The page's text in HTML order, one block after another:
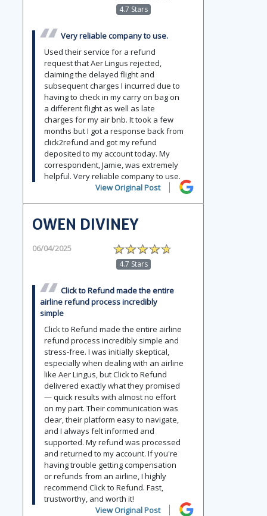
4.7 Stars
Very reliable company to use.
Used their service for a refund
request that Aer Lingus rejected,
claiming the delayed flight and
subsequent charges I incurred due to
having to check in my carry on bag on
a different flight as well as late
charges for my air bnb. It took a few
months but I got a response back from
click2refund and got my refund
deposited to my account today. My
correspondent, Jamie, was extremely
helpful. Very reliable company to use.
View Original Post
OWEN DIVINEY
06/04/2025
4.7 Stars
Click to Refund made the entire
airline refund process incredibly
simple
Click to Refund made the entire airline
refund process incredibly simple and
stress-free. I was initially skeptical,
especially when dealing with an airline
like Aer Lingus, but Click to Refund
delivered exactly what they promised
— quick results with almost no effort
on my part. Their communication was
clear, their platform easy to navigate,
and I always felt informed and
supported. My refund was processed
and returned to my account. If you're
having trouble getting compensation
or refunds from an airline, I highly
recommend Click to Refund. Fast,
trustworthy, and worth it!
View Original Post